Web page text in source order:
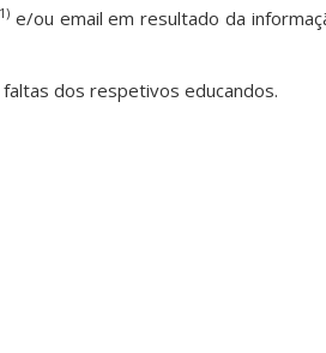
e/ou email em resultado da
dos respetivos educandos.